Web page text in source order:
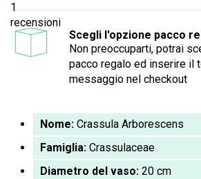
1
recensioni
Scegli l'opzione pacco
Non preoccuparti, potrai
pacco regalo ed inserire il
messaggio nel checkout
Nome: Crassula Arborescens
Famiglia: Crassulaceae
Diametro del vaso: 20 cm